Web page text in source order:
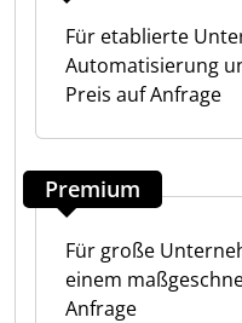
Für etablierte
Automatisierung
Preis auf Anfrage
Premium
Für große
einem
Anfrage